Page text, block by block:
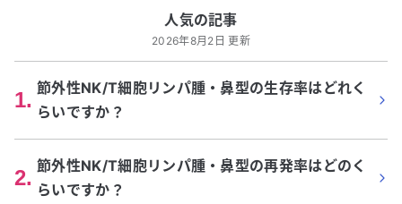
人気の記事
2026年8月2日 更新
1. 節外性NK/T細胞リンパ腫・鼻型の生存率はどれく
らいですか？
2. 節外性NK/T細胞リンパ腫・鼻型の再発率はどのく
らいですか？